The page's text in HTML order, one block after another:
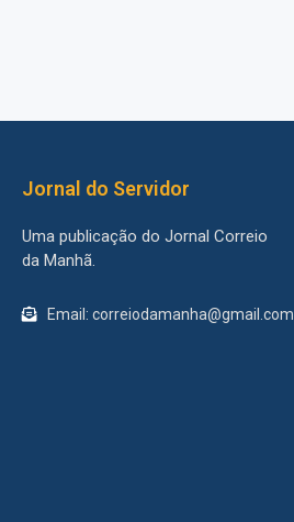
Jornal do Servidor
Uma publicação do Jornal Correio
da Manhã.
Email: correiodamanha@gmail.com